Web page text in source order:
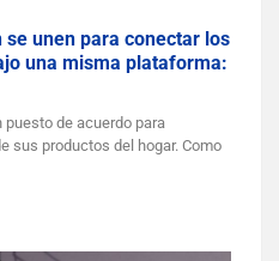
unen para conectar los
una misma plataforma:
puesto de acuerdo para
sus productos del hogar. Como